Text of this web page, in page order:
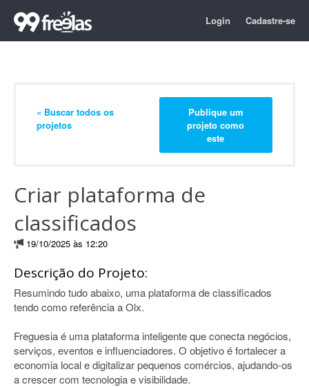
Login Cadastre-se
« Buscar todos os
projetos
Publique um
projeto como
este
Criar plataforma de
classificados
19/10/2025 às 12:20
Descrição do Projeto:
Resumindo tudo abaixo, uma plataforma de classificados
tendo como referência a Olx.
Freguesia é uma plataforma inteligente que conecta negócios,
serviços, eventos e influenciadores. O objetivo é fortalecer a
economia local e digitalizar pequenos comércios, ajudando-os
a crescer com tecnologia e visibilidade.